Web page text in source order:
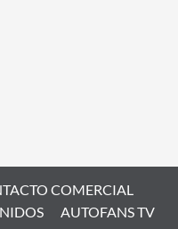
COMERCIAL
AUTOFANS TV